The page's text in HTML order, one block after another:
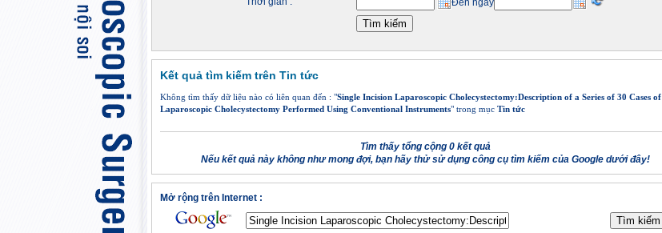
Đến ngày
Kết quả tìm kiếm trên Tin tức
Không tìm thấy dữ liệu nào có liên quan đến : "Single Incision Laparoscopic Cholecystectomy:Description of a Series of 30 Cases of
Laparoscopic Cholecystectomy Performed Using Conventional Instruments" trong mục Tin tức
Tìm thấy tổng cộng 0 kết quả
Nếu kết quả này không như mong đợi, bạn hãy thử sử dụng công cụ tìm kiếm của Google dưới đây!
Mở rộng trên Internet :